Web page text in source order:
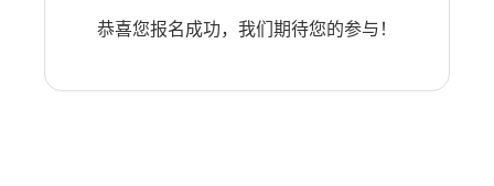
恭喜您报名成功，我们期待您的参与！